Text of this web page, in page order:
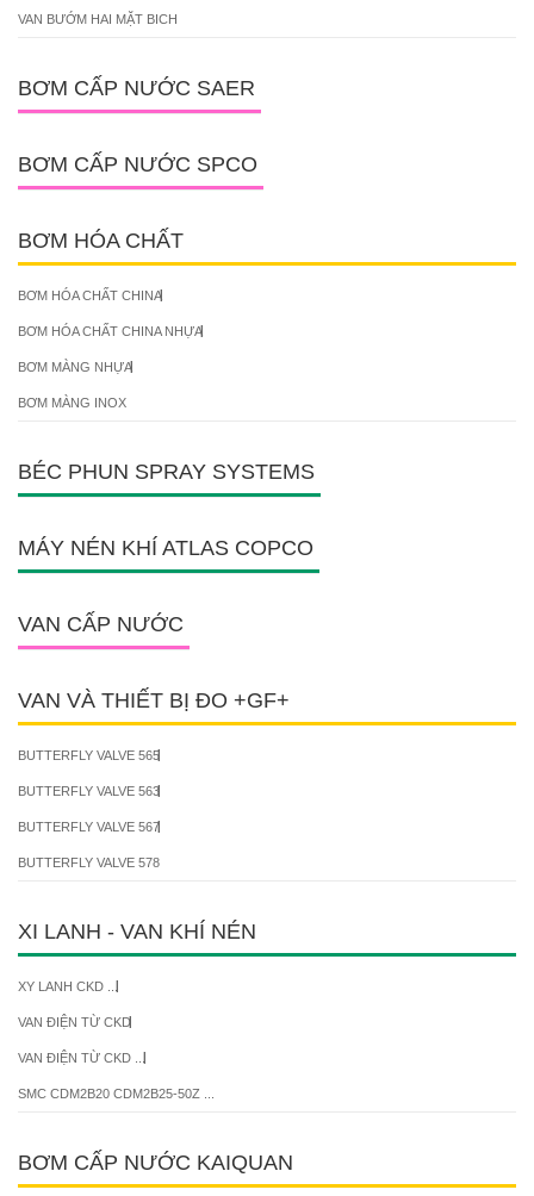
VAN BƯỚM HAI MẶT BICH
BƠM CẤP NƯỚC SAER
BƠM CẤP NƯỚC SPCO
BƠM HÓA CHẤT
BƠM HÓA CHẤT CHINA
BƠM HÓA CHẤT CHINA NHỰA
BƠM MÀNG NHỰA
BƠM MÀNG INOX
BÉC PHUN SPRAY SYSTEMS
MÁY NÉN KHÍ ATLAS COPCO
VAN CẤP NƯỚC
VAN VÀ THIẾT BỊ ĐO +GF+
BUTTERFLY VALVE 565
BUTTERFLY VALVE 563
BUTTERFLY VALVE 567
BUTTERFLY VALVE 578
XI LANH - VAN KHÍ NÉN
XY LANH CKD ...
VAN ĐIỆN TỪ CKD
VAN ĐIỆN TỪ CKD ...
SMC CDM2B20 CDM2B25-50Z ...
BƠM CẤP NƯỚC KAIQUAN